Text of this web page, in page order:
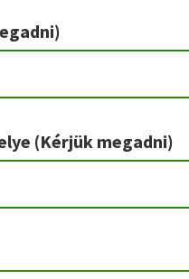
(Kérjük megadni)